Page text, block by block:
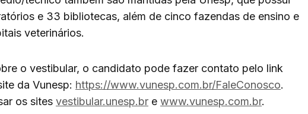
e 33 bibliotecas, além de cinco fazendas de ensino e
veterinários.
o vestibular, o candidato pode fazer contato pelo link
da Vunesp: https://www.vunesp.com.br/FaleConosco.
os sites vestibular.unesp.br e www.vunesp.com.br.